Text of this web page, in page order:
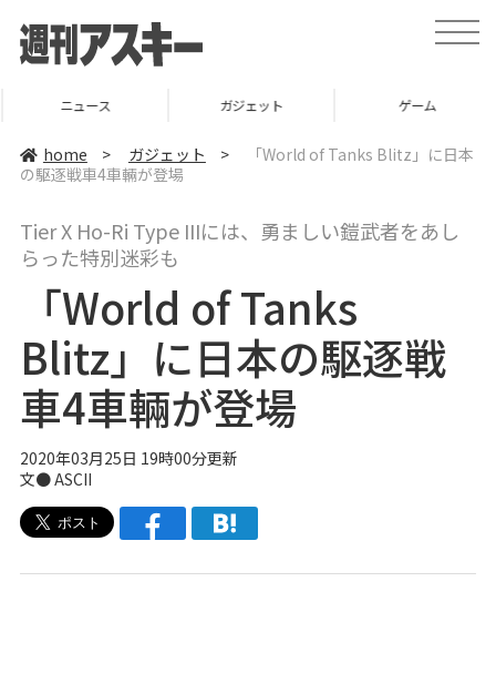
t
o
v
i
ニュース ガジェット ゲーム
home > ガジェット >
「World of Tanks Blitz」に日本
の駆逐戦車4車輛が登場
Tier X Ho-Ri Type IIIには、勇ましい鎧武者をあし
らった特別迷彩も
「World of Tanks
Blitz」に日本の駆逐戦
車4車輛が登場
2020年03月25日 19時00分更新
文● ASCII